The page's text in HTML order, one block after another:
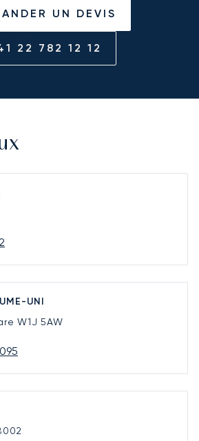
UN DEVIS
22 782 12 12
UNI
W1J 5AW